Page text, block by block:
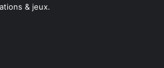
& jeux.